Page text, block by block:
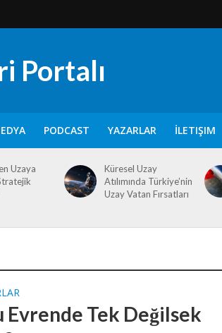
Portalı
PODCAST YAZARLAR İLETIŞIM
Uzaya
Küresel Uzay
Atılımında Türkiye’nin
Uzay Vatan Fırsatları
Evrende Tek Değilsek